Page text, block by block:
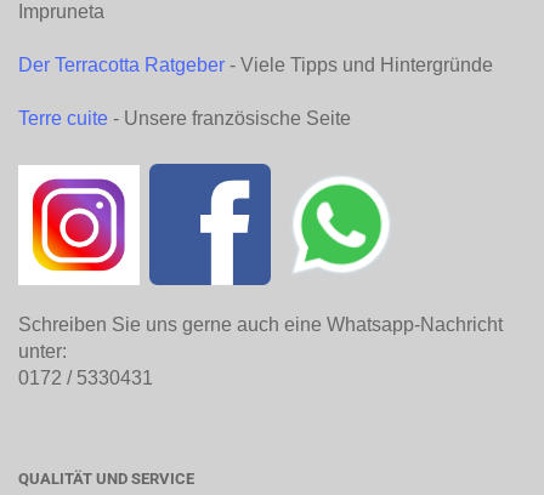
Impruneta
Der Terracotta Ratgeber - Viele Tipps und Hintergründe
Terre cuite - Unsere französische Seite
Schreiben Sie uns gerne auch eine Whatsapp-Nachricht
unter:
0172 / 5330431
QUALITÄT UND SERVICE